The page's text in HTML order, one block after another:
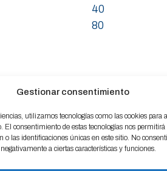
Gestionar consentimiento
utilizamos tecnologías como las cookies para
El consentimiento de estas tecnologías nos permitirá
o las identificaciones únicas en este sitio. No
a ciertas características y funciones.
40
80